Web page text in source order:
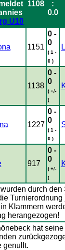
U10
1108
:
0.0
1151
0 -
0
( 1 -
0 )
1138
0 -
0
( +/-
)
1227
0 -
0
( 1 -
0 )
917
0 -
0
( +/-
)
durch den
Turnierordnung
Klammern
herangezogen!
hat
genullt.